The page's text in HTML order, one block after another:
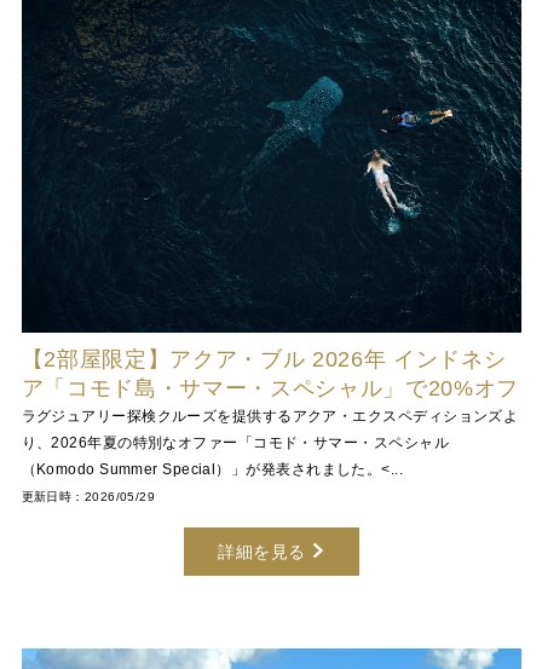
【2部屋限定】アクア・ブル 2026年 インドネシ
ア「コモド島・サマー・スペシャル」で20%オフ
ラグジュアリー探検クルーズを提供するアクア・エクスペディションズよ
り、2026年夏の特別なオファー「コモド・サマー・スペシャル
（Komodo Summer Special）」が発表されました。<...
更新日時：2026/05/29
詳細を見る